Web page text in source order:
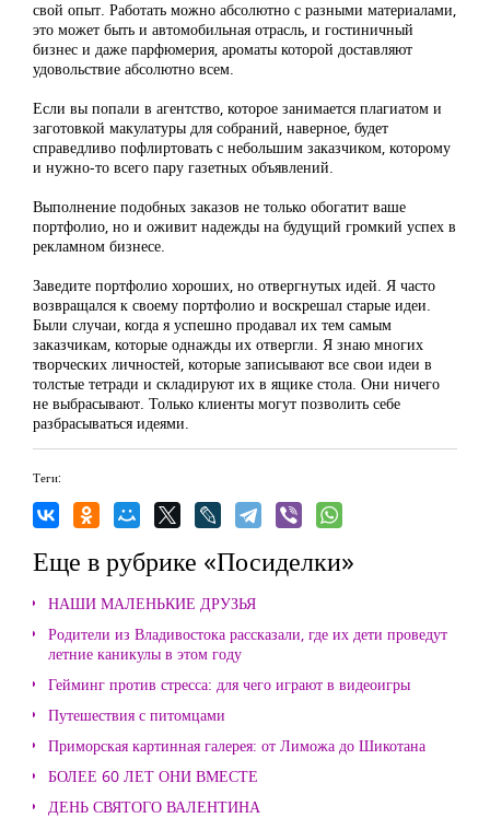
свой опыт. Работать можно абсолютно с разными материалами,
это может быть и автомобильная отрасль, и гостиничный
бизнес и даже парфюмерия, ароматы которой доставляют
удовольствие абсолютно всем.
Если вы попали в агентство, которое занимается плагиатом и
заготовкой макулатуры для собраний, наверное, будет
справедливо пофлиртовать с небольшим заказчиком, которому
и нужно-то всего пару газетных объявлений.
Выполнение подобных заказов не только обогатит ваше
портфолио, но и оживит надежды на будущий громкий успех в
рекламном бизнесе.
Заведите портфолио хороших, но отвергнутых идей. Я часто
возвращался к своему портфолио и воскрешал старые идеи.
Были случаи, когда я успешно продавал их тем самым
заказчикам, которые однажды их отвергли. Я знаю многих
творческих личностей, которые записывают все свои идеи в
толстые тетради и складируют их в ящике стола. Они ничего
не выбрасывают. Только клиенты могут позволить себе
разбрасываться идеями.
Теги:
Еще в рубрике «Посиделки»
НАШИ МАЛЕНЬКИЕ ДРУЗЬЯ
Родители из Владивостока рассказали, где их дети проведут
летние каникулы в этом году
Гейминг против стресса: для чего играют в видеоигры
Путешествия с питомцами
Приморская картинная галерея: от Лиможа до Шикотана
БОЛЕЕ 60 ЛЕТ ОНИ ВМЕСТЕ
ДЕНЬ СВЯТОГО ВАЛЕНТИНА